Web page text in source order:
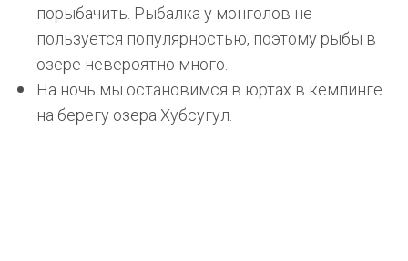
порыбачить. Рыбалка у монголов не
пользуется популярностью, поэтому рыбы в
озере невероятно много.
На ночь мы остановимся в юртах в кемпинге
на берегу озера Хубсугул.